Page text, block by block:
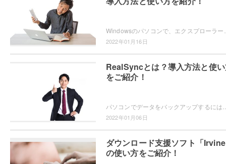
2022年01月16日
RealSyncとは？導入方法と使
をご紹介！
2022年01月06日
ダウンロード支援ソフト「
の使い方をご紹介！